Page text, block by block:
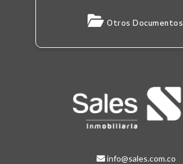
Otros Documentos
info@sales.com.co